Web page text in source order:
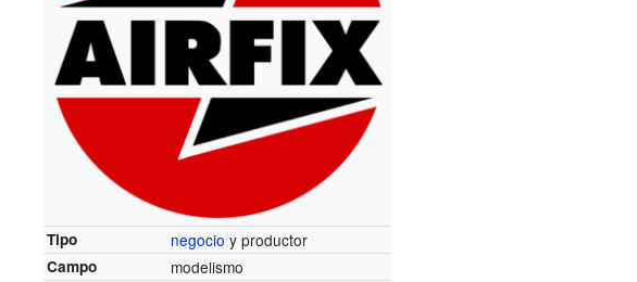
Tipo negocio y productor
Campo modelismo